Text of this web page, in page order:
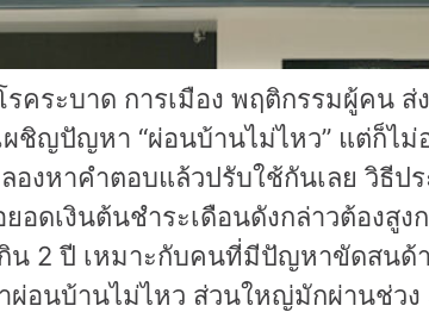
คระบาด การเมือง พฤติกรรมผู้คน
ชิญปัญหา “ผ่อนบ้านไม่ไหว” แต่ก็
งหาคำตอบแล้วปรับใช้กันเลย วิธีป
ดเงินต้นชำระเดือนดังกล่าวต้องสู
น 2 ปี เหมาะกับคนที่มีปัญหาขัดสนด้
อนบ้านไม่ไหว ส่วนใหญ่มักผ่านช่ว